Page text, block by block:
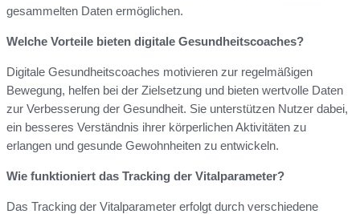
gesammelten Daten ermöglichen.
Welche Vorteile bieten digitale Gesundheitscoaches?
Digitale Gesundheitscoaches motivieren zur regelmäßigen
Bewegung, helfen bei der Zielsetzung und bieten wertvolle Daten
zur Verbesserung der Gesundheit. Sie unterstützen Nutzer dabei,
ein besseres Verständnis ihrer körperlichen Aktivitäten zu
erlangen und gesunde Gewohnheiten zu entwickeln.
Wie funktioniert das Tracking der Vitalparameter?
Das Tracking der Vitalparameter erfolgt durch verschiedene